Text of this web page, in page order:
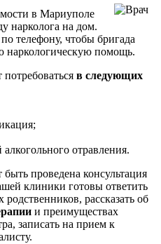
в Мариуполе
нарколога на дом.
телефону, чтобы бригада
наркологическую помощь.
в следующих
отравления.
проведена консультация
клиники готовы ответить
рассказать об
и преимуществах
записать на прием к